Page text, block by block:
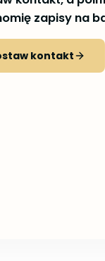
zapisy na
kontakt